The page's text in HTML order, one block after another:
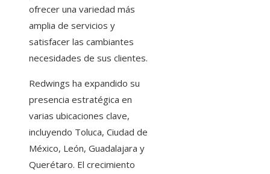
ofrecer una variedad más
amplia de servicios y
satisfacer las cambiantes
necesidades de sus clientes.
Redwings ha expandido su
presencia estratégica en
varias ubicaciones clave,
incluyendo Toluca, Ciudad de
México, León, Guadalajara y
Querétaro. El crecimiento